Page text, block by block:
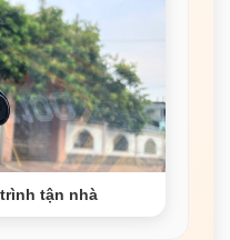
tận nhà